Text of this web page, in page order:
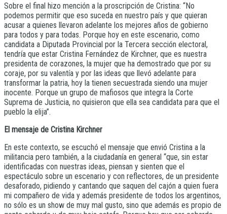
Sobre el final hizo mención a la proscripción de Cristina: “No
podemos permitir que eso suceda en nuestro país y que quieran
acusar a quienes llevaron adelante los mejores años de gobierno
para todos y para todas. Porque hoy en este escenario, como
candidata a Diputada Provincial por la Tercera sección electoral,
tendría que estar Cristina Fernández de Kirchner, que es nuestra
presidenta de corazones, la mujer que ha demostrado que por su
coraje, por su valentía y por las ideas que llevó adelante para
transformar la patria, hoy la tienen secuestrada siendo una mujer
inocente. Porque un grupo de mafiosos que integra la Corte
Suprema de Justicia, no quisieron que ella sea candidata para que el
pueblo la elija”.
El mensaje de Cristina Kirchner
En este contexto, se escuchó el mensaje que envió Cristina a la
militancia pero también, a la ciudadanía en general “que, sin estar
identificadas con nuestras ideas, piensan y sienten que el
espectáculo sobre un escenario y con reflectores, de un presidente
desaforado, pidiendo y cantando que saquen del cajón a quien fuera
mi compañero de vida y además presidente de todos los argentinos,
no sólo es un show de muy mal gusto, sino que además es propio de